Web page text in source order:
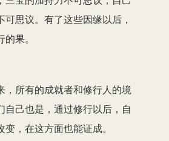
思议。有了这些因缘以后，
果。
，所有的成就者和修行人的境
自己也是，通过修行以后，自
，在这方面也能证成。